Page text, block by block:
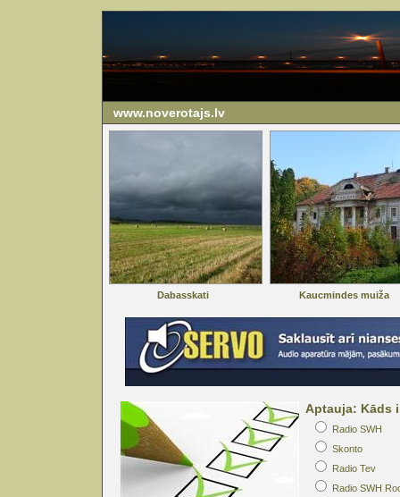
www.noverotajs.lv
Dabasskati Kaucmindes muiža
Aptauja: Kāds
Radio SWH
Skonto
Radio Tev
Radio SWH